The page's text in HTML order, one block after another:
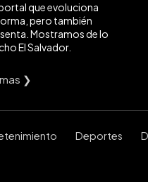
que evoluciona
pero también
Mostramos de lo
El Salvador.
❯
Deportes